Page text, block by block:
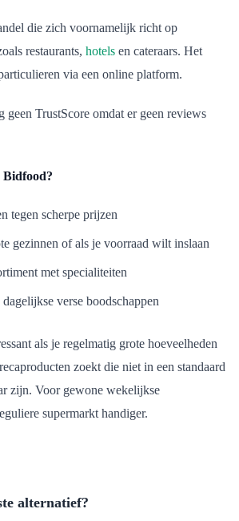
die zich voornamelijk richt op
restaurants, hotels en cateraars. Het
via een online platform.
TrustScore omdat er geen reviews
Bidfood?
tegen scherpe prijzen
gezinnen of als je voorraad wilt inslaan
met specialiteiten
verse boodschappen
als je regelmatig grote hoeveelheden
zoekt die niet in een standaard
zijn. Voor gewone wekelijkse
supermarkt handiger.
alternatief?